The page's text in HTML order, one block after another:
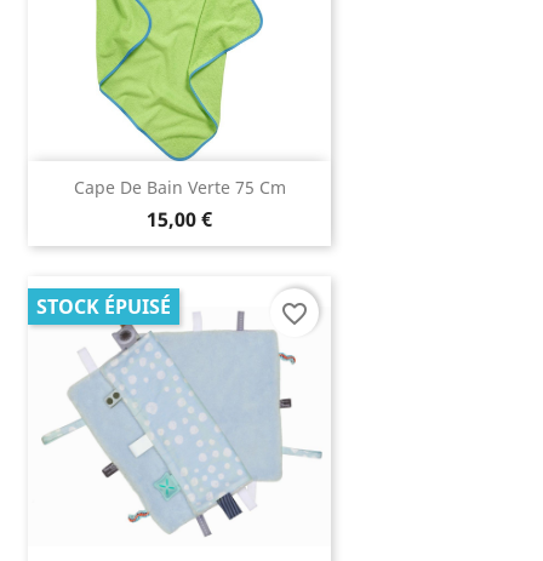
Cape De Bain Verte 75 Cm
15,00 €
STOCK ÉPUISÉ favorite_border